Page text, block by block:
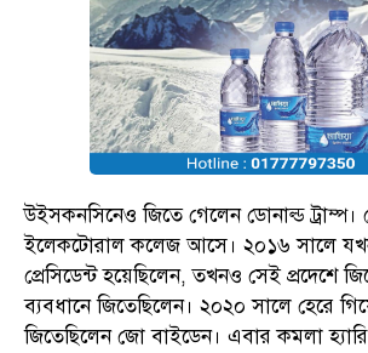
উইসকনসিনেও জিতে গেলেন ডোনাল্ড ট্রাম্প।
ইলেকটোরাল কলেজ আসে। ২০১৬ সালে
প্রেসিডেন্ট হয়েছিলেন, তখনও সেই প্রদেশে
ব্যবধানে জিতেছিলেন। ২০২০ সালে হেরে
জিতেছিলেন জো বাইডেন। এবার কমলা